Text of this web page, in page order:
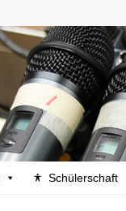
Schülerschaft